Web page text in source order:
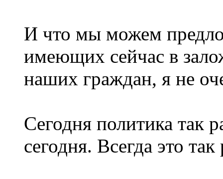
И что мы можем
имеющих сейчас в
наших граждан, я не
Сегодня политика так
сегодня. Всегда это